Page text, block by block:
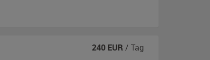
240 EUR / Tag